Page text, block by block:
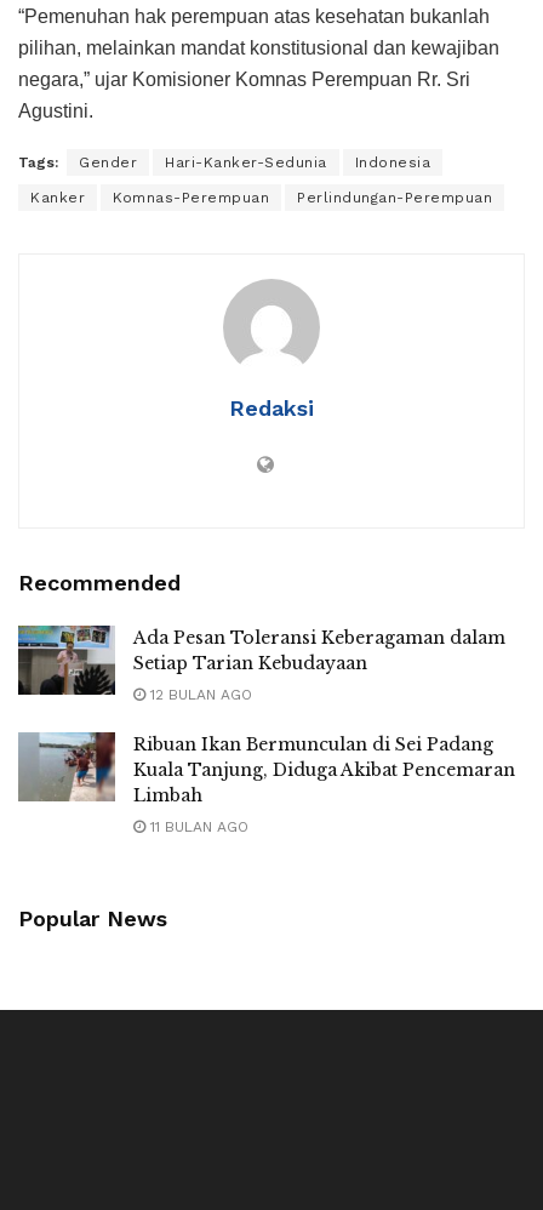
“Pemenuhan hak perempuan atas kesehatan bukanlah
pilihan, melainkan mandat konstitusional dan kewajiban
negara,” ujar Komisioner Komnas Perempuan Rr. Sri
Agustini.
Tags: Gender Hari-Kanker-Sedunia Indonesia
Kanker Komnas-Perempuan Perlindungan-Perempuan
Redaksi
Recommended
Ada Pesan Toleransi Keberagaman dalam
Setiap Tarian Kebudayaan
12 BULAN AGO
Ribuan Ikan Bermunculan di Sei Padang
Kuala Tanjung, Diduga Akibat Pencemaran
Limbah
11 BULAN AGO
Popular News